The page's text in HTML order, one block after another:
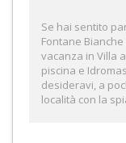
Se hai sentito
Fontane
vacanza in Villa
piscina e
desideravi, a
località con la